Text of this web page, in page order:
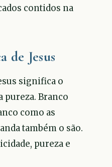
contidos na
de Jesus
significa o
pureza. Branco
como as
também o são.
pureza e